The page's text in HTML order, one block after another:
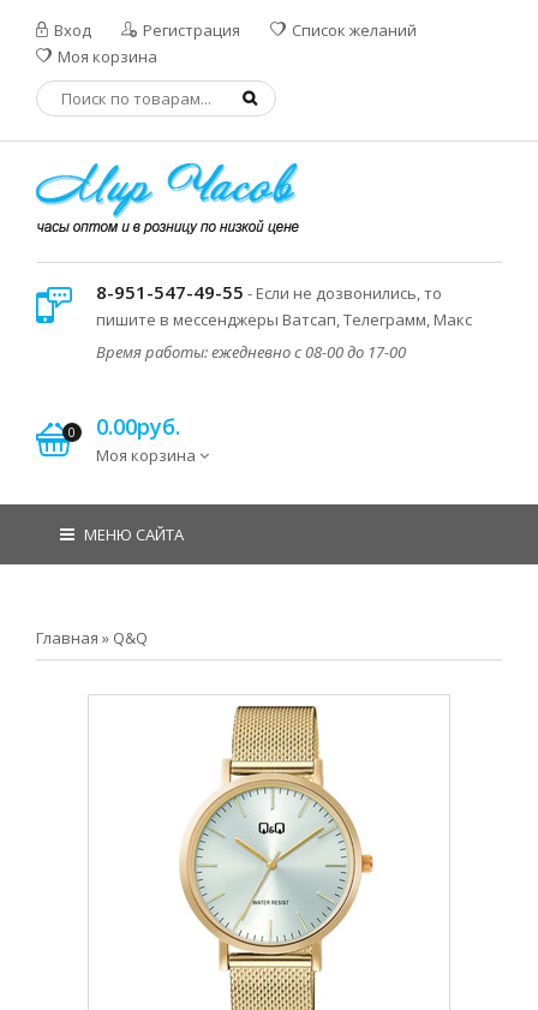
Вход Регистрация
Список желаний
Моя корзина
8-951-547-49-55 - Если не дозвонились, то
пишите в мессенджеры Ватсап, Телеграмм, Макс
Время работы: ежедневно с 08-00 до 17-00
0 0.00руб.
Моя корзина
МЕНЮ САЙТА
Главная » Q&Q